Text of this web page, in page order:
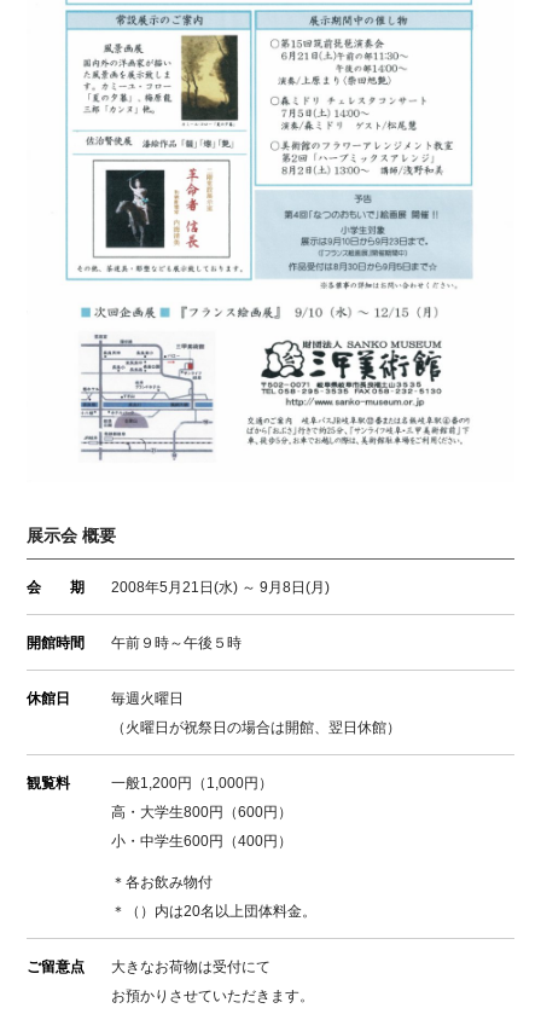
展示会 概要
会 期 2008年5月21日(水) ～ 9月8日(月)
開館時間 午前９時～午後５時
休館日
毎週火曜日
（火曜日が祝祭日の場合は開館、翌日休館）
観覧料
一般1,200円（1,000円）
高・大学生800円（600円）
小・中学生600円（400円）
＊各お飲み物付
＊（）内は20名以上団体料金。
ご留意点
大きなお荷物は受付にて
お預かりさせていただきます。